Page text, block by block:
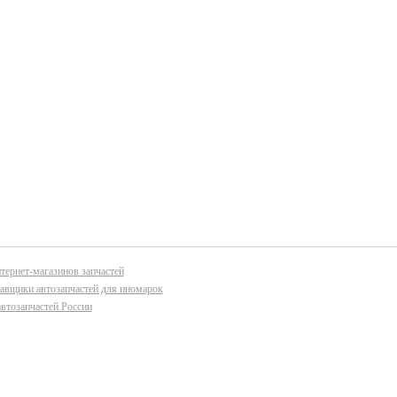
магазинов запчастей
автозапчастей для иномарок
России